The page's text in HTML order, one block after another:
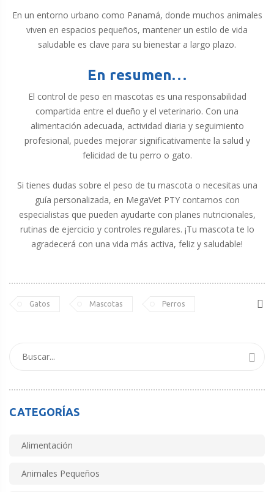
En un entorno urbano como Panamá, donde muchos animales
viven en espacios pequeños, mantener un estilo de vida
saludable es clave para su bienestar a largo plazo.
En resumen…
El control de peso en mascotas es una responsabilidad
compartida entre el dueño y el veterinario. Con una
alimentación adecuada, actividad diaria y seguimiento
profesional, puedes mejorar significativamente la salud y
felicidad de tu perro o gato.
Si tienes dudas sobre el peso de tu mascota o necesitas una
guía personalizada, en MegaVet PTY contamos con
especialistas que pueden ayudarte con planes nutricionales,
rutinas de ejercicio y controles regulares. ¡Tu mascota te lo
agradecerá con una vida más activa, feliz y saludable!
Gatos Mascotas Perros
CATEGORÍAS
Alimentación
Animales Pequeños